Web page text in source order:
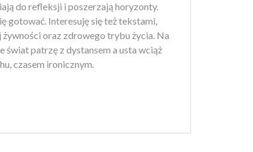
do refleksji i poszerzają horyzonty.
gotować. Interesuję się też tekstami,
oraz zdrowego trybu życia. Na
świat patrzę z dystansem a usta wciąż
czasem ironicznym.